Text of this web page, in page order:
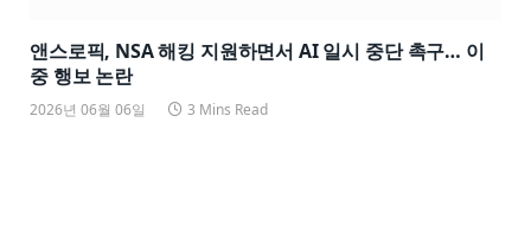
앤스로픽, NSA 해킹 지원하면서 AI 일시 중단 촉구… 이
중 행보 논란
2026년 06월 06일 3 Mins Read